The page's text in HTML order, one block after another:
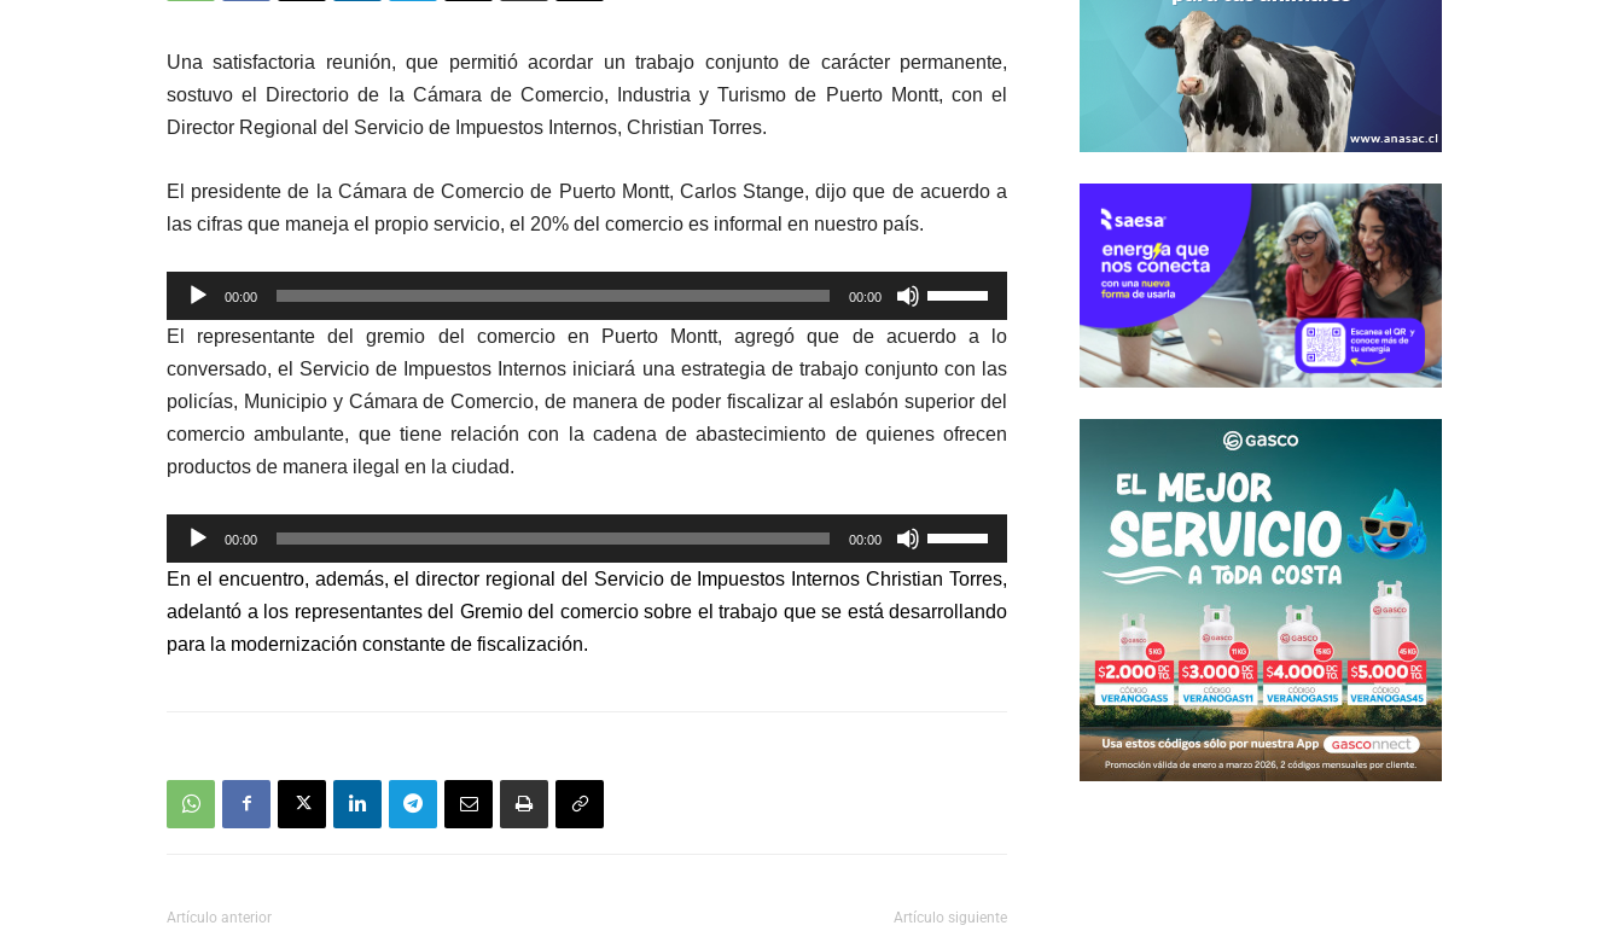
Una satisfactoria reunión, que permitió acordar un trabajo conjunto de carácter permanente,
sostuvo el Directorio de la Cámara de Comercio, Industria y Turismo de Puerto Montt, con el
Director Regional del Servicio de Impuestos Internos, Christian Torres.
El presidente de la Cámara de Comercio de Puerto Montt, Carlos Stange, dijo que de acuerdo a
las cifras que maneja el propio servicio, el 20% del comercio es informal en nuestro país.
Reproductor
de
audio
00:00 00:00
las
teclas
de
flecha
arriba/abajo
o
disminuir
El representante del gremio del comercio en Puerto Montt, agregó que de acuerdo a lo
conversado, el Servicio de Impuestos Internos iniciará una estrategia de trabajo conjunto con las
policías, Municipio y Cámara de Comercio, de manera de poder fiscalizar al eslabón superior del
comercio ambulante, que tiene relación con la cadena de abastecimiento de quienes ofrecen
productos de manera ilegal en la ciudad.
Reproductor
de
audio
00:00 00:00
las
teclas
de
En el encuentro, además, el director regional del Servicio de Impuestos Internos Christian Torres,
adelantó a los representantes del Gremio del comercio sobre el trabajo que se está desarrollando
para la modernización constante de fiscalización.
Artículo anterior Artículo siguiente